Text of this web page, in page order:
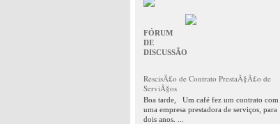
FÓRUM
DE
DISCUSSÃO
RescisÃ£o de Contrato PrestaÃ§Ã£o de
ServiÃ§os
Boa tarde, Um café fez um contrato com
uma empresa prestadora de serviços, para
dois anos. ...